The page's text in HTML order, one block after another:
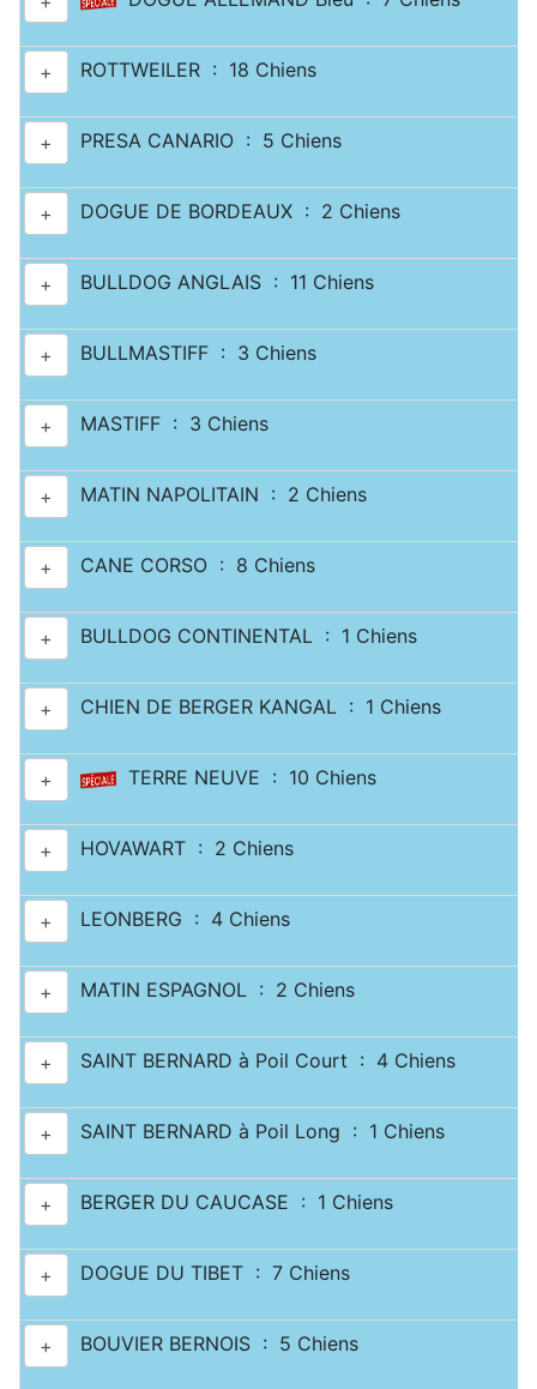
+ ROTTWEILER : 18 Chiens
+ PRESA CANARIO : 5 Chiens
+ DOGUE DE BORDEAUX : 2 Chiens
+ BULLDOG ANGLAIS : 11 Chiens
+ BULLMASTIFF : 3 Chiens
+ MASTIFF : 3 Chiens
+ MATIN NAPOLITAIN : 2 Chiens
+ CANE CORSO : 8 Chiens
+ BULLDOG CONTINENTAL : 1 Chiens
+ CHIEN DE BERGER KANGAL : 1 Chiens
+ TERRE NEUVE : 10 Chiens
+ HOVAWART : 2 Chiens
+ LEONBERG : 4 Chiens
+ MATIN ESPAGNOL : 2 Chiens
+ SAINT BERNARD à Poil Court : 4 Chiens
+ SAINT BERNARD à Poil Long : 1 Chiens
+ BERGER DU CAUCASE : 1 Chiens
+ DOGUE DU TIBET : 7 Chiens
+ BOUVIER BERNOIS : 5 Chiens